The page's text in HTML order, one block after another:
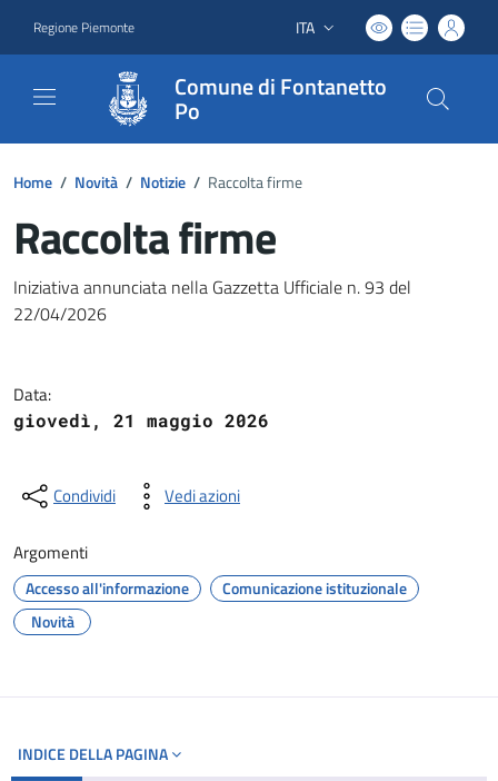
Regione Piemonte Lingua attiva:
ITA
Comune di Fontanetto
Po
Home / Novità / Notizie / Raccolta firme
Raccolta firme
Dettagli del documento
Iniziativa annunciata nella Gazzetta Ufficiale n. 93 del
22/04/2026
Data:
giovedì, 21 maggio 2026
Condividi Vedi azioni
Argomenti
Accesso all'informazione
Comunicazione istituzionale
Novità
INDICE DELLA PAGINA